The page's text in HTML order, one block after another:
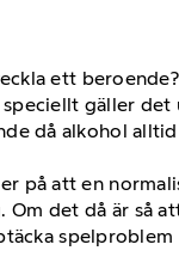
ett
gäller det
då alkohol
på att en
Om det då är så
spelproblem